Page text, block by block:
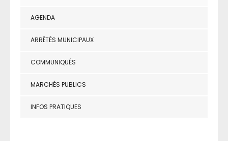
AGENDA
ARRÊTÉS MUNICIPAUX
COMMUNIQUÉS
MARCHÉS PUBLICS
INFOS PRATIQUES